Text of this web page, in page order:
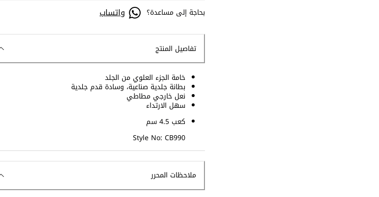
بحاجة إلى مساعدة؟ واتساب
تفاصيل المنتج
خامة الجزء العلوي من الجلد
بطانة جلدية صناعية، وسادة قدم جلدية
نعل خارجي مطاطي
سهل الارتداء
كعب 4.5 سم
Style No: CB990
ملاحظات المحرر